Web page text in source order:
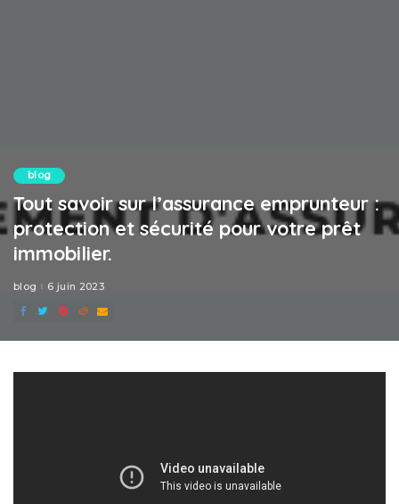
blog
Tout savoir sur l’assurance emprunteur :
protection et sécurité pour votre prêt
immobilier.
blog 6 juin 2023